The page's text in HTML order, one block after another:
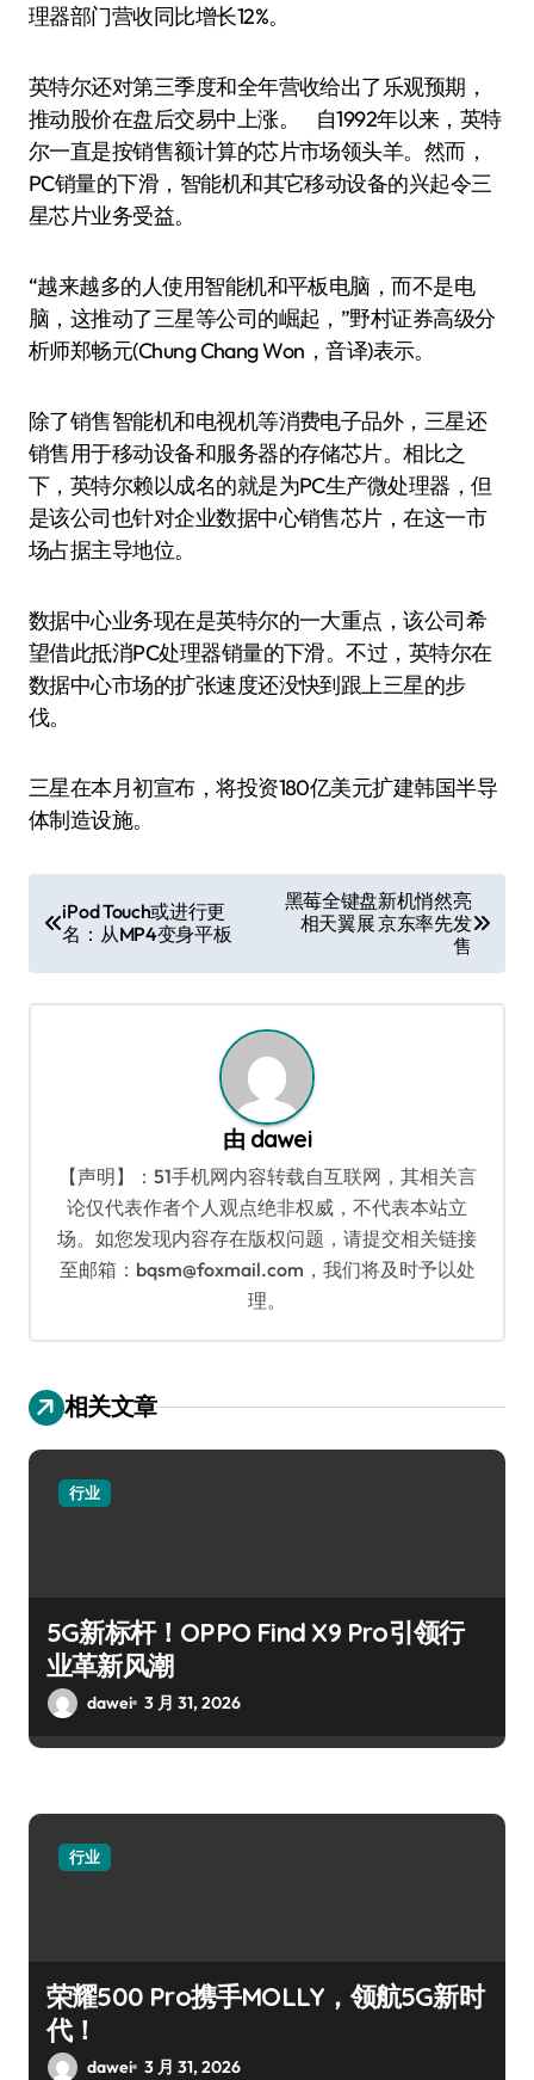
理器部门营收同比增长12%。
英特尔还对第三季度和全年营收给出了乐观预期，
推动股价在盘后交易中上涨。 自1992年以来，英特
尔一直是按销售额计算的芯片市场领头羊。然而，
PC销量的下滑，智能机和其它移动设备的兴起令三
星芯片业务受益。
“越来越多的人使用智能机和平板电脑，而不是电
脑，这推动了三星等公司的崛起，”野村证券高级分
析师郑畅元(Chung Chang Won，音译)表示。
除了销售智能机和电视机等消费电子品外，三星还
销售用于移动设备和服务器的存储芯片。相比之
下，英特尔赖以成名的就是为PC生产微处理器，但
是该公司也针对企业数据中心销售芯片，在这一市
场占据主导地位。
数据中心业务现在是英特尔的一大重点，该公司希
望借此抵消PC处理器销量的下滑。不过，英特尔在
数据中心市场的扩张速度还没快到跟上三星的步
伐。
三星在本月初宣布，将投资180亿美元扩建韩国半导
体制造设施。
章
导
航
iPod Touch或进行更
名：从MP4变身平板
黑莓全键盘新机悄然亮
相天翼展 京东率先发
售
由 dawei
【声明】：51手机网内容转载自互联网，其相关言
论仅代表作者个人观点绝非权威，不代表本站立
场。如您发现内容存在版权问题，请提交相关链接
至邮箱：bqsm@foxmail.com，我们将及时予以处
理。
相关文章
行业
5G新标杆！OPPO Find X9 Pro引领行
业革新风潮
dawei 3 月 31, 2026
行业
荣耀500 Pro携手MOLLY，领航5G新时
代！
dawei 3 月 31, 2026